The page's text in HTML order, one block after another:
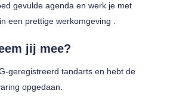
gevulde agenda en werk je met
een prettige werkomgeving .
jij mee?
geregistreerd tandarts en hebt de
opgedaan.